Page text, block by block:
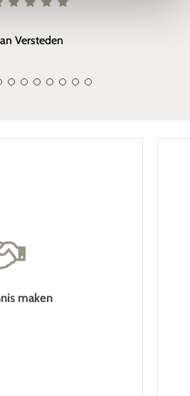
Versteden
maken